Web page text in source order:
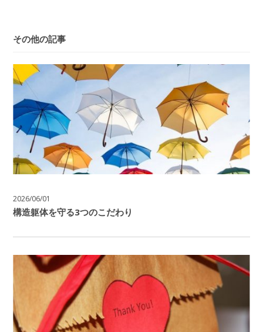
その他の記事
2026/06/01
構造躯体を守る3つのこだわり